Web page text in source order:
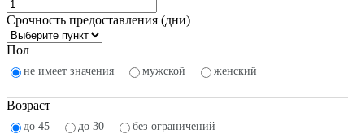
Срочность предоставления (дни)
Пол
не имеет значения мужской женский
Возраст
до 45 до 30 без ограничений